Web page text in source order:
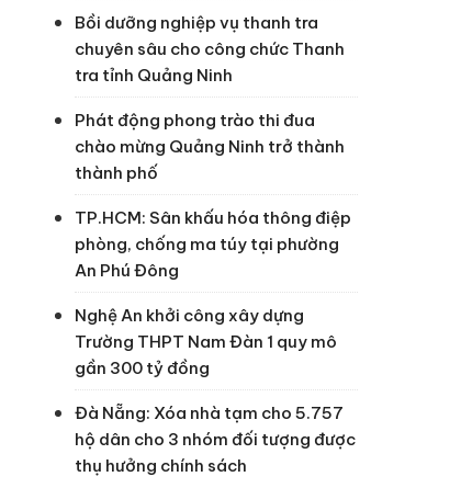
Bồi dưỡng nghiệp vụ thanh tra
chuyên sâu cho công chức Thanh
tra tỉnh Quảng Ninh
Phát động phong trào thi đua
chào mừng Quảng Ninh trở thành
thành phố
TP.HCM: Sân khấu hóa thông điệp
phòng, chống ma túy tại phường
An Phú Đông
Nghệ An khởi công xây dựng
Trường THPT Nam Đàn 1 quy mô
gần 300 tỷ đồng
Đà Nẵng: Xóa nhà tạm cho 5.757
hộ dân cho 3 nhóm đối tượng được
thụ hưởng chính sách